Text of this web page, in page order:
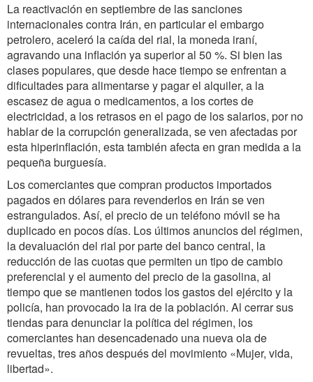
La reactivación en septiembre de las sanciones
internacionales contra Irán, en particular el embargo
petrolero, aceleró la caída del rial, la moneda iraní,
agravando una inflación ya superior al 50 %. Si bien las
clases populares, que desde hace tiempo se enfrentan a
dificultades para alimentarse y pagar el alquiler, a la
escasez de agua o medicamentos, a los cortes de
electricidad, a los retrasos en el pago de los salarios, por no
hablar de la corrupción generalizada, se ven afectadas por
esta hiperinflación, esta también afecta en gran medida a la
pequeña burguesía.
Los comerciantes que compran productos importados
pagados en dólares para revenderlos en Irán se ven
estrangulados. Así, el precio de un teléfono móvil se ha
duplicado en pocos días. Los últimos anuncios del régimen,
la devaluación del rial por parte del banco central, la
reducción de las cuotas que permiten un tipo de cambio
preferencial y el aumento del precio de la gasolina, al
tiempo que se mantienen todos los gastos del ejército y la
policía, han provocado la ira de la población. Al cerrar sus
tiendas para denunciar la política del régimen, los
comerciantes han desencadenado una nueva ola de
revueltas, tres años después del movimiento «Mujer, vida,
libertad».